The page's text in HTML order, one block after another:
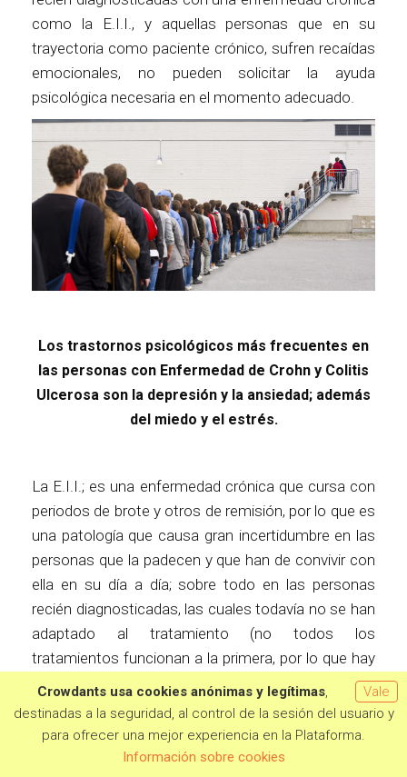
Quiero aportar
como la E.I.I., y aquellas personas que en su
trayectoria como paciente crónico, sufren recaídas
emocionales, no pueden solicitar la ayuda
psicológica necesaria en el momento adecuado.
Los trastornos psicológicos más frecuentes en
las personas con Enfermedad de Crohn y Colitis
Ulcerosa son la depresión y la ansiedad; además
del miedo y el estrés.
La E.I.I.; es una enfermedad crónica que cursa con
periodos de brote y otros de remisión, por lo que es
una patología que causa gran incertidumbre en las
personas que la padecen y que han de convivir con
ella en su día a día; sobre todo en las personas
recién diagnosticadas, las cuales todavía no se han
adaptado al tratamiento (no todos los
tratamientos funcionan a la primera, por lo que hay
un periodo de adherencia al tratamiento adecuado)
y a aquellas personas que el tratamiento ha dejado
de funcionarles, después de un tiempo necesitan
un nuevo tratamiento, u otro tipo de intervenciones
Vale
Crowdants usa cookies anónimas y legítimas,
destinadas a la seguridad, al control de la sesión del usuario y
para ofrecer una mejor experiencia en la Plataforma.
Información sobre cookies